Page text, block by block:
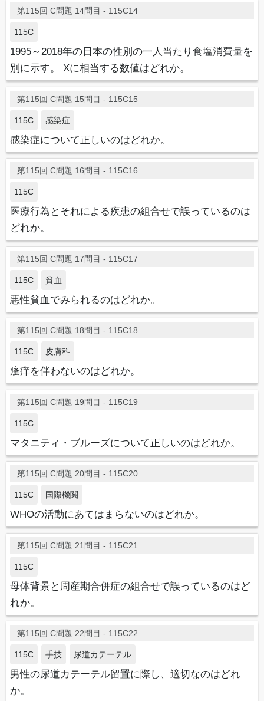
第115回 C問題 14問目 - 115C14
115C
1995～2018年の日本の性別の一人当たり食塩消費量を
別に示す。 Xに相当する数値はどれか。
第115回 C問題 15問目 - 115C15
115C 感染症
感染症について正しいのはどれか。
第115回 C問題 16問目 - 115C16
115C
医療行為とそれによる疾患の組合せで誤っているのは
どれか。
第115回 C問題 17問目 - 115C17
115C 貧血
悪性貧血でみられるのはどれか。
第115回 C問題 18問目 - 115C18
115C 皮膚科
瘙痒を伴わないのはどれか。
第115回 C問題 19問目 - 115C19
115C
マタニティ・ブルーズについて正しいのはどれか。
第115回 C問題 20問目 - 115C20
115C 国際機関
WHOの活動にあてはまらないのはどれか。
第115回 C問題 21問目 - 115C21
115C
母体背景と周産期合併症の組合せで誤っているのはど
れか。
第115回 C問題 22問目 - 115C22
115C 手技 尿道カテーテル
男性の尿道カテーテル留置に際し、適切なのはどれ
か。